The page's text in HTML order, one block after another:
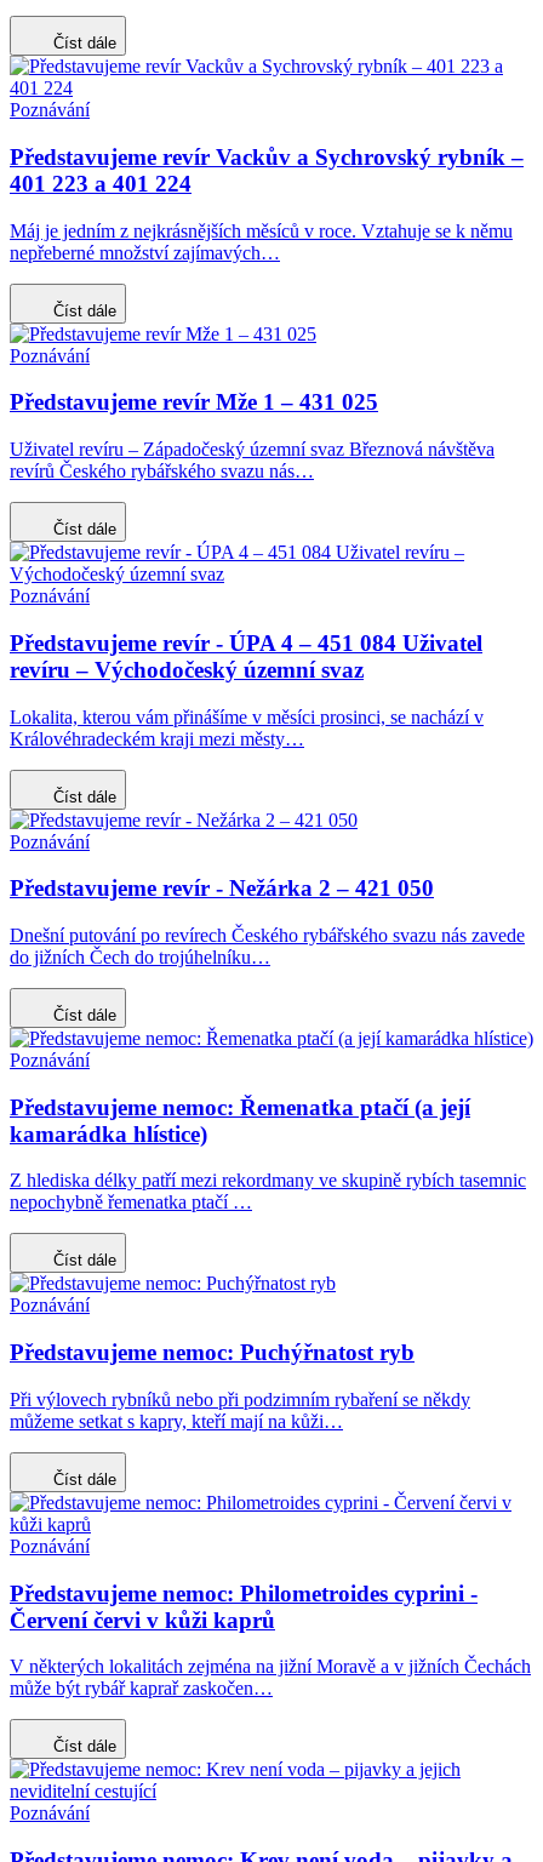
Číst dále
Poznávání
Představujeme revír Vackův a Sychrovský rybník –
401 223 a 401 224
Máj je jedním z nejkrásnějších měsíců v roce. Vztahuje se k němu
nepřeberné množství zajímavých…
Číst dále
Poznávání
Představujeme revír Mže 1 – 431 025
Uživatel revíru – Západočeský územní svaz Březnová návštěva
revírů Českého rybářského svazu nás…
Číst dále
Poznávání
Představujeme revír - ÚPA 4 – 451 084 Uživatel
revíru – Východočeský územní svaz
Lokalita, kterou vám přinášíme v měsíci prosinci, se nachází v
Královéhradeckém kraji mezi městy…
Číst dále
Poznávání
Představujeme revír - Nežárka 2 – 421 050
Dnešní putování po revírech Českého rybářského svazu nás zavede
do jižních Čech do trojúhelníku…
Číst dále
Poznávání
Představujeme nemoc: Řemenatka ptačí (a její
kamarádka hlístice)
Z hlediska délky patří mezi rekordmany ve skupině rybích tasemnic
nepochybně řemenatka ptačí …
Číst dále
Poznávání
Představujeme nemoc: Puchýřnatost ryb
Při výlovech rybníků nebo při podzimním rybaření se někdy
můžeme setkat s kapry, kteří mají na kůži…
Číst dále
Poznávání
Představujeme nemoc: Philometroides cyprini -
Červení červi v kůži kaprů
V některých lokalitách zejména na jižní Moravě a v jižních Čechách
může být rybář kaprař zaskočen…
Číst dále
Poznávání